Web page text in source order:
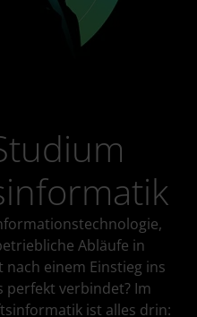
Abläufe in
einem Einstieg ins
perfekt verbindet? Im
ist alles drin: